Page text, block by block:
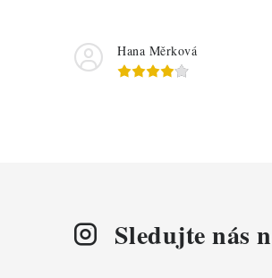
Hana Měrková
Sledujte nás